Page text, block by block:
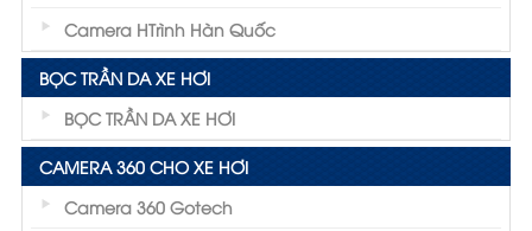
Camera HTrình Hàn Quốc
BỌC TRẦN DA XE HƠI
BỌC TRẦN DA XE HƠI
CAMERA 360 CHO XE HƠI
Camera 360 Gotech